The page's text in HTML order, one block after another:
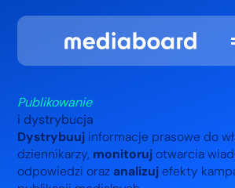
Publikowanie
i dystrybucja
Dystrybuuj informacje prasowe do
dziennikarzy, monitorujotwarcia
odpowiedzi oraz analizujefekty